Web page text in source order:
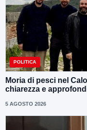
POLITICA
Moria di pesci nel
chiarezza e
5 AGOSTO 2026